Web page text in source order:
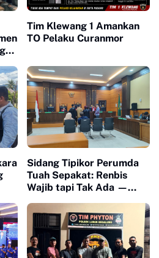
Tim Klewang 1 Amankan
TO Pelaku Curanmor
Sidang Tipikor Perumda
Tuah Sepakat: Renbis
Wajib tapi Tak Ada —
Dipertanyakan, Saksi
Mangkir karena 'Biaya
Transport'"